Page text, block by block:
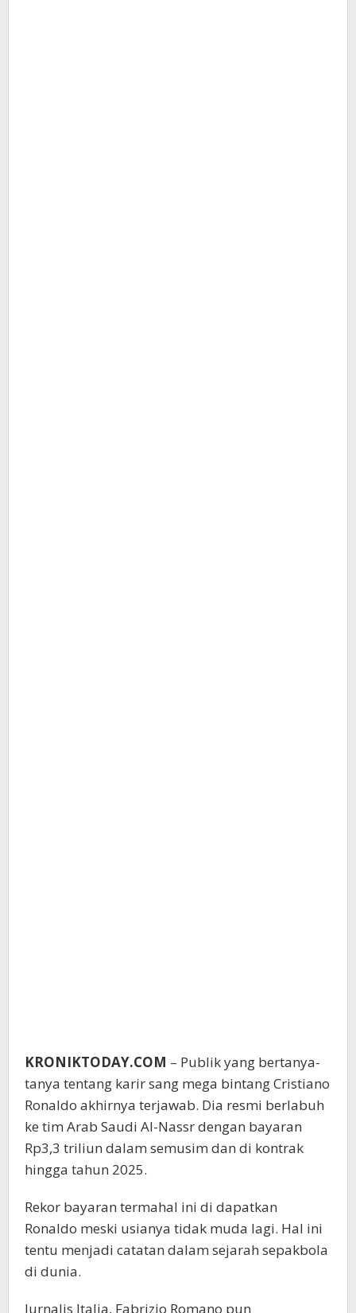
KRONIKTODAY.COM – Publik yang bertanya-
tanya tentang karir sang mega bintang Cristiano
Ronaldo akhirnya terjawab. Dia resmi berlabuh
ke tim Arab Saudi Al-Nassr dengan bayaran
Rp3,3 triliun dalam semusim dan di kontrak
hingga tahun 2025.
Rekor bayaran termahal ini di dapatkan
Ronaldo meski usianya tidak muda lagi. Hal ini
tentu menjadi catatan dalam sejarah sepakbola
di dunia.
Jurnalis Italia, Fabrizio Romano pun